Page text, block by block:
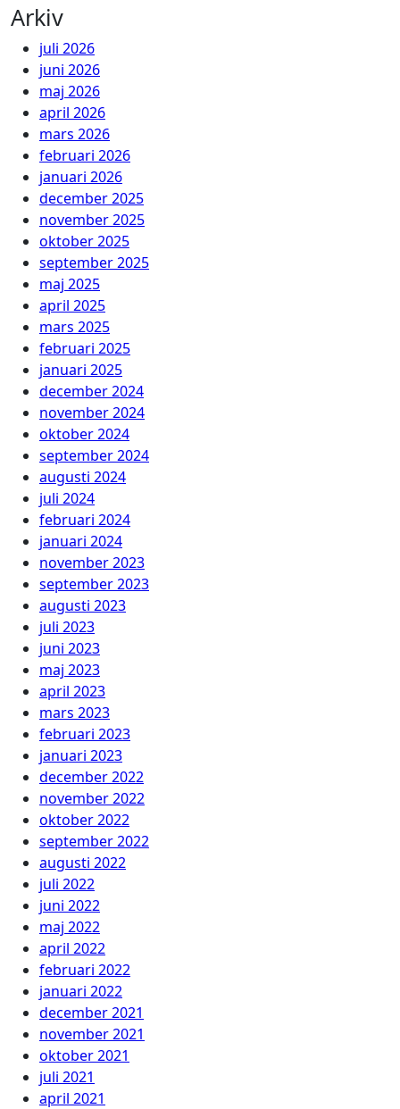
Arkiv
juli 2026
juni 2026
maj 2026
april 2026
mars 2026
februari 2026
januari 2026
december 2025
november 2025
oktober 2025
september 2025
maj 2025
april 2025
mars 2025
februari 2025
januari 2025
december 2024
november 2024
oktober 2024
september 2024
augusti 2024
juli 2024
februari 2024
januari 2024
november 2023
september 2023
augusti 2023
juli 2023
juni 2023
maj 2023
april 2023
mars 2023
februari 2023
januari 2023
december 2022
november 2022
oktober 2022
september 2022
augusti 2022
juli 2022
juni 2022
maj 2022
april 2022
februari 2022
januari 2022
december 2021
november 2021
oktober 2021
juli 2021
april 2021